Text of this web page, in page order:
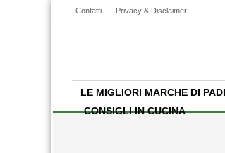
Contatti Privacy & Disclaimer
LE MIGLIORI MARCHE DI
CONSIGLI IN CUCINA